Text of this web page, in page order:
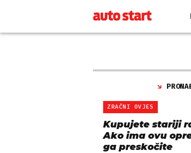
ZRAČNI OVJES
Kupujete stariji
Ako ima ovu
ga preskočite